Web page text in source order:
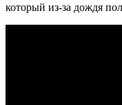
который из-за дождя